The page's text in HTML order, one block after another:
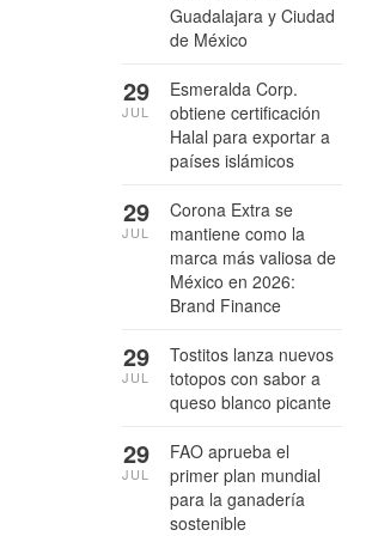
Guadalajara y Ciudad
de México
Esmeralda Corp.
obtiene certificación
Halal para exportar a
países islámicos
29
JUL
Corona Extra se
mantiene como la
marca más valiosa de
México en 2026:
Brand Finance
29
JUL
Tostitos lanza nuevos
totopos con sabor a
queso blanco picante
29
JUL
FAO aprueba el
primer plan mundial
para la ganadería
sostenible
29
JUL